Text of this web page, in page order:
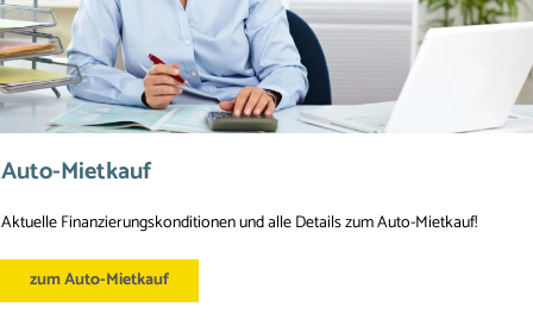
Auto-Mietkauf
Aktuelle Finanzierungskonditionen und alle Details zum Auto-Mietkauf!
zum Auto-Mietkauf